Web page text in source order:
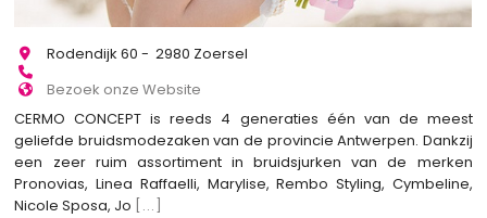
Rodendijk 60 - 2980 Zoersel
Bezoek onze Website
CERMO CONCEPT is reeds 4 generaties één van de meest
geliefde bruidsmodezaken van de provincie Antwerpen. Dankzij
een zeer ruim assortiment in bruidsjurken van de merken
Pronovias, Linea Raffaelli, Marylise, Rembo Styling, Cymbeline,
Nicole Sposa, Jo [...]